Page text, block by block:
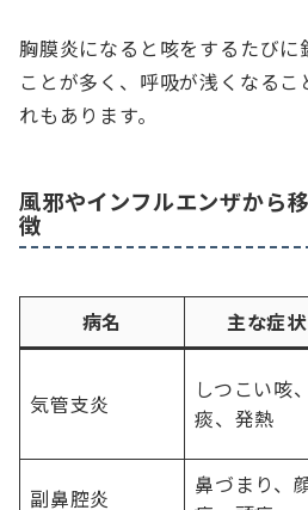
胸膜炎になると咳をするたびに
ことが多く、呼吸が浅くなる
れもあります。
風邪やインフルエンザから
徴
病名 主な症状
気管支炎
しつこい咳、
痰、発熱
副鼻腔炎
鼻づまり、